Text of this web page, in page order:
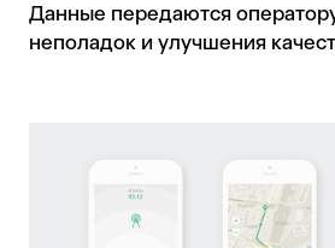
Данные передаются
неполадок и улучшения